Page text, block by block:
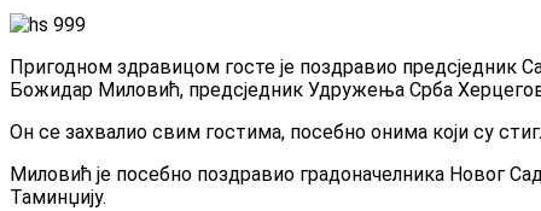
Пригодном здравицом госте је поздравио предсједник
Божидар Миловић, предсједник Удружења Срба
Он се захвалио свим гостима, посебно онима који су
Миловић је посебно поздравио градоначелника Новог
Таминџију.